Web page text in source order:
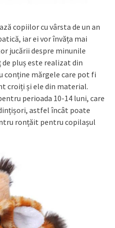
copiilor cu vârsta de un an
iar ei vor învăța mai
jucării despre minunile
pluș este realizat din
conține mărgele care pot fi
croiți și ele din material.
perioada 10-14 luni, care
astfel încât poate
ronțăit pentru copilașul